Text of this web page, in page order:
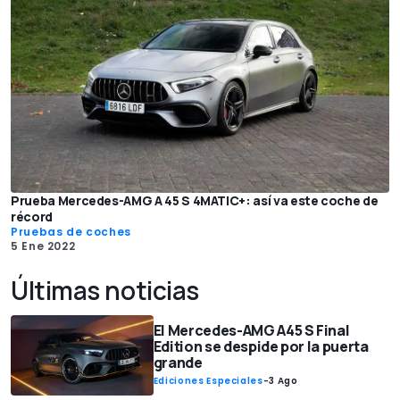
Prueba Mercedes-AMG A 45 S 4MATIC+: así va este coche de
récord
Pruebas de coches
5 Ene 2022
Últimas noticias
El Mercedes-AMG A45 S Final
Edition se despide por la puerta
grande
Ediciones Especiales-3 Ago